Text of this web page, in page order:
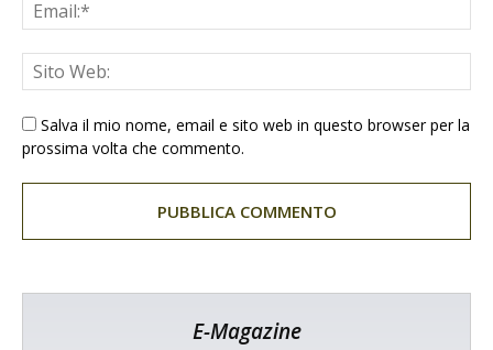
Salva il mio nome, email e sito web in questo browser per la
prossima volta che commento.
E-Magazine